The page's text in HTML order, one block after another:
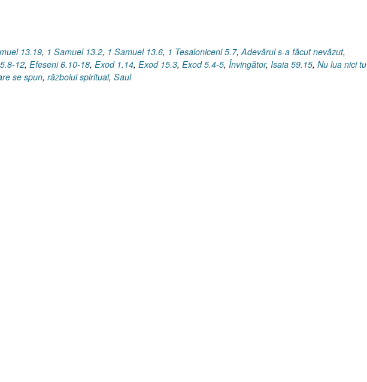
13.19, 1 Samuel 13.2, 1 Samuel 13.6, 1 Tesaloniceni 5.7, Adevărul s-a făcut nevăzut,
12, Efeseni 6.10-18, Exod 1.14, Exod 15.3, Exod 5.4-5, Învingător, Isaia 59.15, Nu lua nici tu
se spun, războiul spiritual, Saul